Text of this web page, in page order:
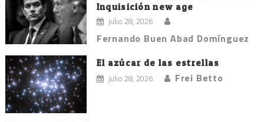
Inquisición new age
julio 28, 2026
Fernando Buen Abad Domínguez
El azúcar de las estrellas
julio 28, 2026 Frei Betto